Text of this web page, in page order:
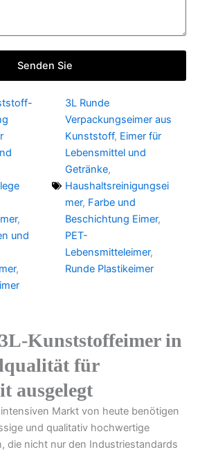
Senden Sie
,
und
,
3L Runde
Verpackungseimer aus
Kunststoff, Eimer für
Lebensmittel und
Getränke,
Haushaltsreinigungsei
mer, Farbe und
Beschichtung Eimer,
PET-
Lebensmitteleimer,
Runde Plastikeimer
Kunststoffeimer in
für
ausgelegt
Markt von heute benötigen
und qualitativ hochwertige
die nicht nur den Industriestandards